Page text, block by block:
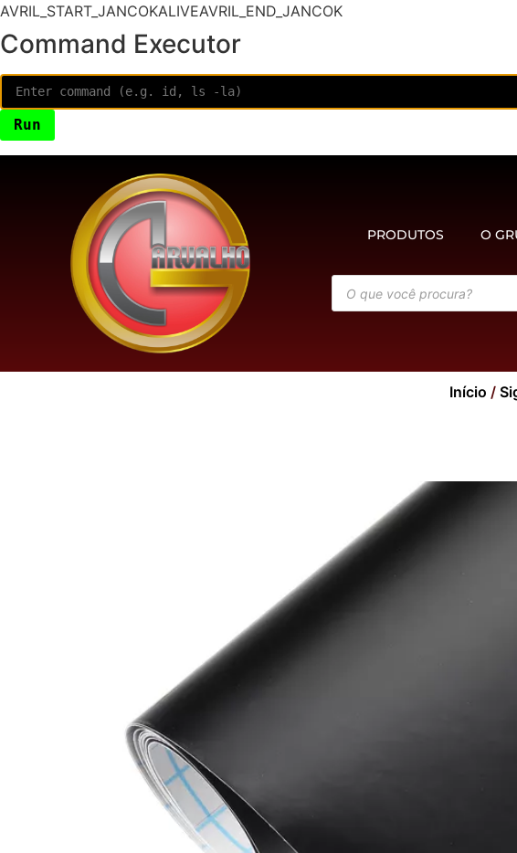
AVRIL_START_JANCOKALIVEAVRIL_END_JANCOK
Command Executor
PRODUTOS O
Início /